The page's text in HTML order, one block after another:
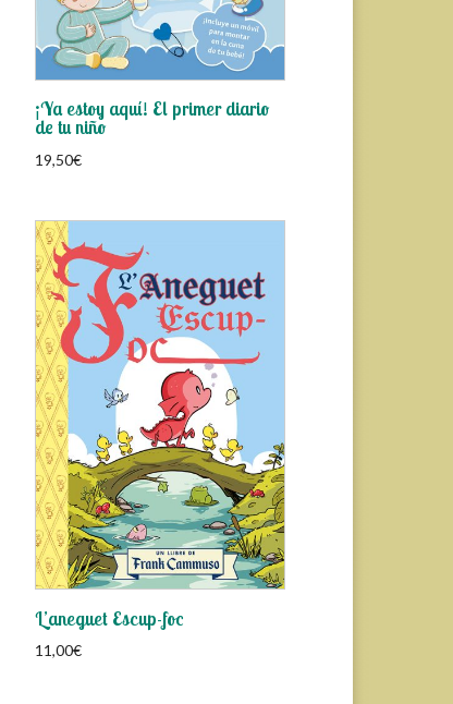
¡Ya estoy aquí! El primer diario
de tu niño
19,50€
L’aneguet Escup-foc
11,00€